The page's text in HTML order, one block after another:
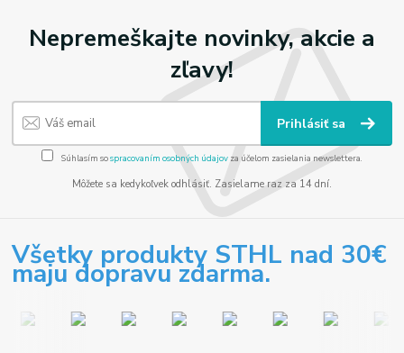
Nepremeškajte novinky, akcie a
zľavy!
Prihlásiť sa
Súhlasím sospracovaním osobných údajov za účelom zasielania newslettera.
Môžete sa kedykoľvek odhlásiť. Zasielame raz za 14 dní.
Všetky produkty STHL nad 30€
maju dopravu zdarma.